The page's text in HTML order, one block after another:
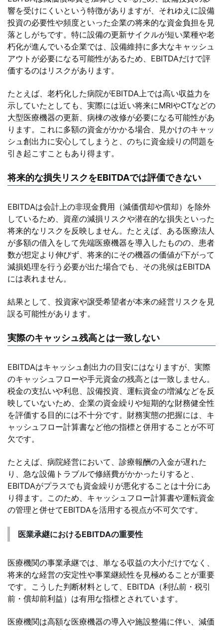
響を受けにくいという特徴がありますが、それゆえに設備
投資の必要性や頻度といった企業の将来的な資金負担を見
落としがちです。特に設備の更新サイクルが短い業種や老
朽化が進んでいる企業では、設備維持に多大なキャッシュ
アウトが必要になる可能性があるため、EBITDAだけで評
価するのはリスクがあります。
たとえば、老朽化した病院がEBITDA上では高い収益力を
示していたとしても、実際には近い将来にMRIやCTなどの
大型医療機器の更新、病棟の改修が必要になる可能性があ
ります。これに多額の資金がかかる場合、見かけのキャッ
シュ創出力に安心してしまうと、のちに資金繰りの問題を
引き起こすこともあり得ます。
将来的な損失リスクをEBITDAでは評価できない
EBITDAは会計上の非現金費用（減価償却や償却）を除外
しているため、資産の減損リスクや潜在的な損失といった
将来的なリスクを反映しません。たとえば、ある医療法人
が多額の借入をして先端医療機器を導入したものの、患者
数が想定より伸びず、将来的にその機器の価値が下がって
減損処理を行う必要が出た場合でも、その兆候はEBITDA
には表れません。
結果として、投資家や譲受希望者が本来の経営リスクを見
誤る可能性があります。
実際のキャッシュ残高とは一致しない
EBITDAはキャッシュ創出力の目安にはなりますが、実際
のキャッシュフローや手元資金の残高とは一致しません。
税金の支払いや利息、設備投資、運転資金の増減などを反
映していないため、企業の資金繰りや短期的な財務健全性
を評価する目的には不十分です。財務実態の把握には、キ
ャッシュフロー計算書など他の指標と併用することが不可
欠です。
たとえば、病院経営において、診療報酬の入金が遅れた
り、急な設備トラブルで修繕費がかかったりすると、
EBITDAがプラスでも資金繰りが悪化することは十分にあ
り得ます。このため、キャッシュフロー計算書や運転資金
の管理と併せてEBITDAを活用する視点が不可欠です。
医業承継におけるEBITDAの重要性
医療機関の事業承継では、単なる収益の大小だけでなく、
将来的な経営の安定性や事業継続性を見極めることが重要
です。こうした判断材料として、EBITDA（利払前・税引
前・償却前利益）は有用な指標とされています。
医療機関は高額な医療機器の導入や施設整備に伴い、減価